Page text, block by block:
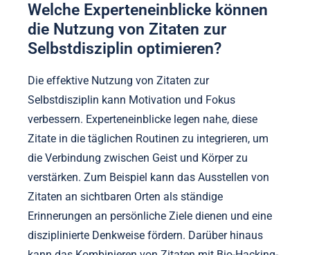
Welche Experteneinblicke können
die Nutzung von Zitaten zur
Selbstdisziplin optimieren?
Die effektive Nutzung von Zitaten zur
Selbstdisziplin kann Motivation und Fokus
verbessern. Experteneinblicke legen nahe, diese
Zitate in die täglichen Routinen zu integrieren, um
die Verbindung zwischen Geist und Körper zu
verstärken. Zum Beispiel kann das Ausstellen von
Zitaten an sichtbaren Orten als ständige
Erinnerungen an persönliche Ziele dienen und eine
disziplinierte Denkweise fördern. Darüber hinaus